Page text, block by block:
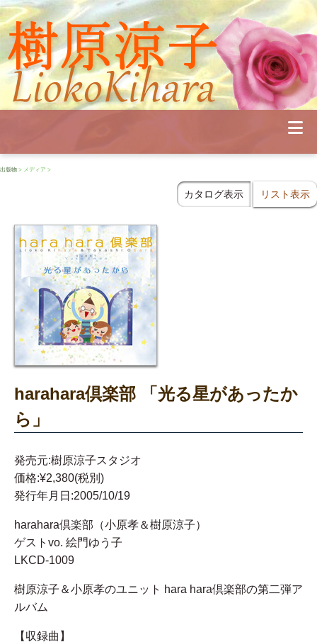
Profile
Concert
Seminar
Diary
Contact
出版物 > メディア >
カタログ表示 リスト表示
harahara倶楽部 「光る星があったか
ら」
発売元:樹原涼子スタジオ
価格:¥2,380(税別)
発行年月日:2005/10/19
harahara倶楽部（小原孝＆樹原涼子）
ゲストvo. 絵門ゆう子
LKCD-1009
樹原涼子＆小原孝のユニット hara hara倶楽部の第二弾ア
ルバム
【収録曲】